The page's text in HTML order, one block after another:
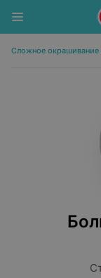
Сложное окрашивание